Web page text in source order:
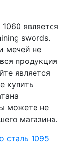
является
swords.
мечей не
продукция
является
купить
можете не
магазина.
сталь 1095